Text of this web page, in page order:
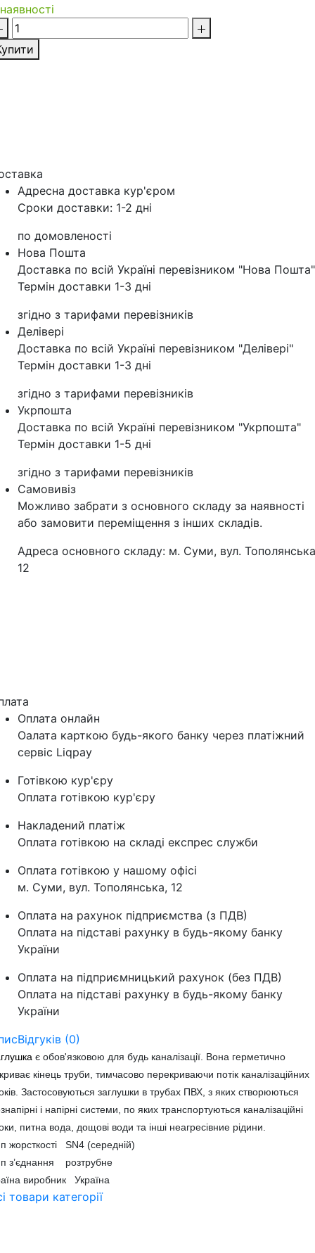
Адресна доставка кур'‎єром
Сроки доставки: 1-2 дні
по домовленості
Нова Пошта
Доставка по всій Україні перевізником "Нова Пошта"
Термін доставки 1-3 дні
згідно з тарифами перевізників
Делівері
Доставка по всій Україні перевізником "Делівері"
Термін доставки 1-3 дні
згідно з тарифами перевізників
Укрпошта
Доставка по всій Україні перевізником "Укрпошта"
Термін доставки 1-5 дні
згідно з тарифами перевізників
Самовивіз
Можливо забрати з основного складу за наявності
або замовити переміщення з інших складів.
Адреса основного складу: м. Суми, вул.
12
Оплата онлайн
Оалата карткою будь-якого банку через платіжний
сервіс Liqpay
Готівкою кур'єру
Оплата готівкою кур'єру
Накладений платіж
Оплата готівкою на складі експрес служби
Оплата готівкою у нашому офісі
м. Суми, вул. Тополянська, 12
Оплата на рахунок підприємства (з ПДВ)
Оплата на підставі рахунку в будь-якому банку
України
Оплата на підприємницький рахунок (без ПДВ)
Оплата на підставі рахунку в будь-якому банку
України
Відгуків (0)
є обов'язковою для будь каналізації. Вона герметично
кінець труби, тимчасово перекриваючи потік каналізаційних
Застосовуються заглушки в трубах ПВХ, з яких створюються
і напірні системи, по яких транспортуються каналізаційні
питна вода, дощові води та інші неагресівние рідини.
жорсткості SN4 (середній)
з’єднання розтрубне
виробник Україна
товари категорії